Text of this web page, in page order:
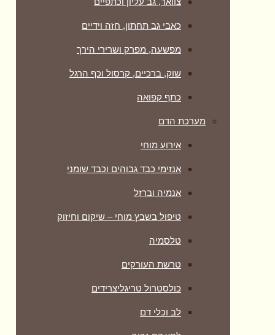
כאבי גב תחתון, חזה וידיים
מפשעה, מפרק ושרירי הירך
שוק, ברכיים, קרסול וכף הרגל
כתף קפואה
מערכת הדם
אירוע מוחי
אנזימי כבד גבוהים וכבד שומני
אנמיה וברזל
טיפול בשבץ מוחי – שיקום וחיזוק
טלסמיה
טרשת העורקים
כולסטרול טריגליצרידים
לב וכלי דם